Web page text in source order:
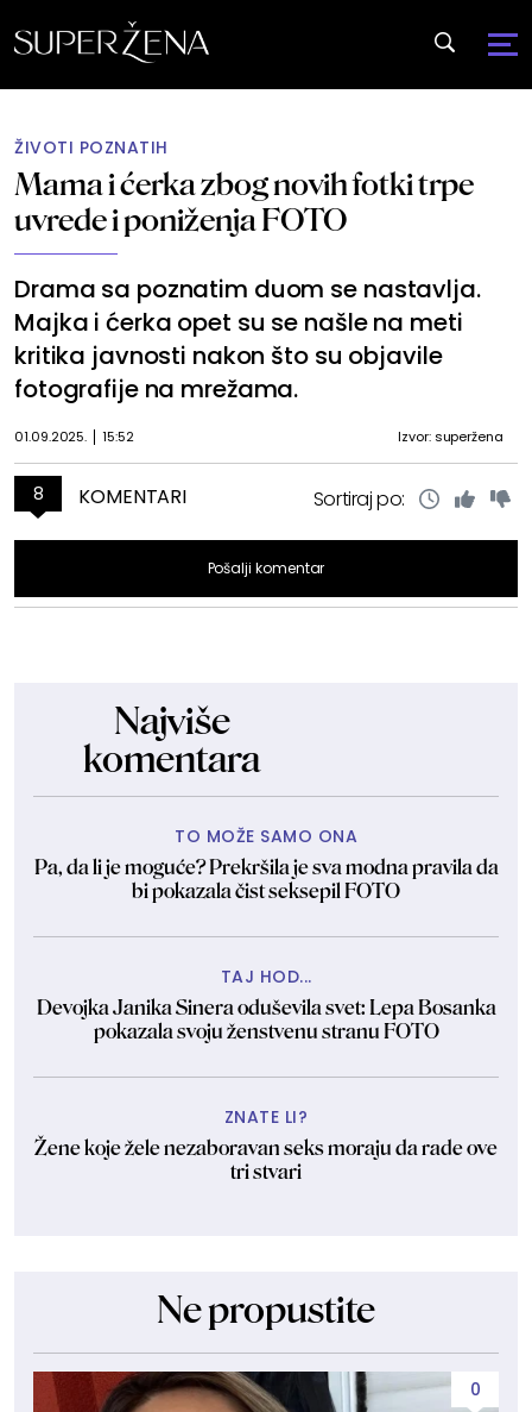
ŽIVOTI POZNATIH
Mama i ćerka zbog novih fotki trpe
uvrede i poniženja FOTO
Drama sa poznatim duom se nastavlja.
Majka i ćerka opet su se našle na meti
kritika javnosti nakon što su objavile
fotografije na mrežama.
01.09.2025. 15:52 Izvor: superžena
8 KOMENTARI Sortiraj po:
Pošalji komentar
Najviše
komentara
TO MOŽE SAMO ONA
Pa, da li je moguće? Prekršila je sva modna pravila da
bi pokazala čist seksepil FOTO
TAJ HOD...
Devojka Janika Sinera oduševila svet: Lepa Bosanka
pokazala svoju ženstvenu stranu FOTO
ZNATE LI?
Žene koje žele nezaboravan seks moraju da rade ove
tri stvari
Ne propustite
0